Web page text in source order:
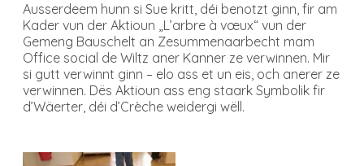
Ausserdeem hunn si Sue kritt, déi benotzt ginn, fir am
Kader vun der Aktioun „L’arbre à vœux“ vun der
Gemeng Bauschelt an Zesummenaarbecht mam
Office social de Wiltz aner Kanner ze verwinnen. Mir
si gutt verwinnt ginn – elo ass et un eis, och anerer ze
verwinnen. Dës Aktioun ass eng staark Symbolik fir
d’Wäerter, déi d’Crèche weidergi wëll.